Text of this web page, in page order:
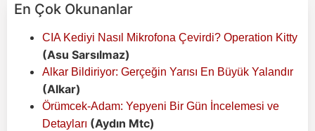
En Çok Okunanlar
CIA Kediyi Nasıl Mikrofona Çevirdi? Operation Kitty
(Asu Sarsılmaz)
Alkar Bildiriyor: Gerçeğin Yarısı En Büyük Yalandır
(Alkar)
Örümcek-Adam: Yepyeni Bir Gün İncelemesi ve
Detayları (Aydın Mtc)